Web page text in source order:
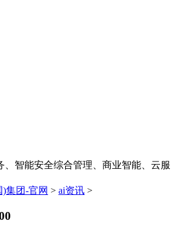
、智能安全综合管理、商业智能、云服
)集团-官网 > ai资讯 >